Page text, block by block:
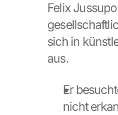
Felix
sich in
aus.
Er
nicht
i
g
o
i
s